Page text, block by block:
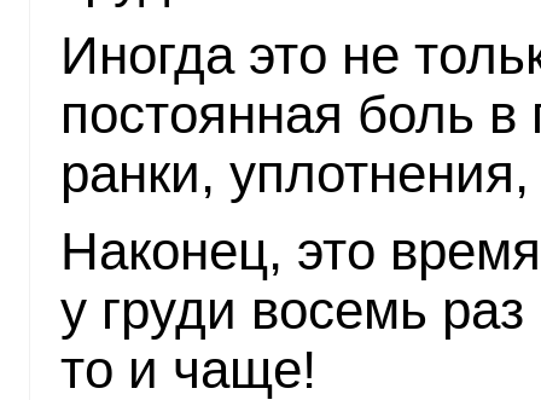
Иногда это не
постоянная боль
ранки,
Наконец, это
у груди восемь
то и чаще!